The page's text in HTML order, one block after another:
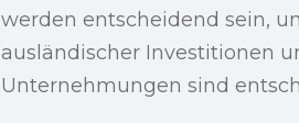
werden entscheidend sein,
ausländischer Investitionen
Unternehmungen sind